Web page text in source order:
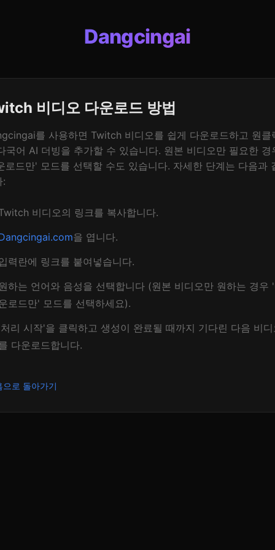
Dangcingai
비디오 다운로드 방법
를 사용하면 Twitch 비디오를 쉽게 다운로드하고 원클
국어 AI 더빙을 추가할 수 있습니다. 원본 비디오만 필요한 경
로드만' 모드를 선택할 수도 있습니다. 자세한 단계는 다음과
:
비디오의 링크를 복사합니다.
을 엽니다.
력란에 링크를 붙여넣습니다.
하는 언어와 음성을 선택합니다 (원본 비디오만 원하는 경우
로드만' 모드를 선택하세요).
리 시작'을 클릭하고 생성이 완료될 때까지 기다린 다음 비디
다운로드합니다.
로 돌아가기